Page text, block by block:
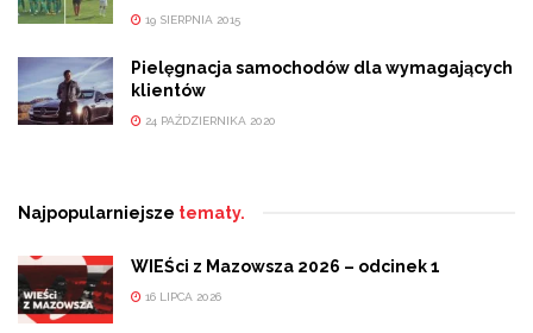
19 SIERPNIA 2015
Pielęgnacja samochodów dla wymagających
klientów
24 PAŹDZIERNIKA 2020
Najpopularniejsze tematy.
WIEŚci z Mazowsza 2026 – odcinek 1
16 LIPCA 2026